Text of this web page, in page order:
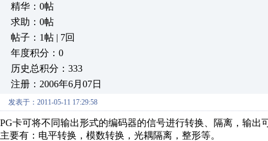
精华：0帖
求助：0帖
帖子：1帖 | 7回
年度积分：0
历史总积分：333
注册：2006年6月07日
发表于：2011-05-11 17:29:58
PG卡可将不同输出形式的编码器的信号进行转换、隔离，输出
主要有：电平转换，模数转换，光耦隔离，整形等。